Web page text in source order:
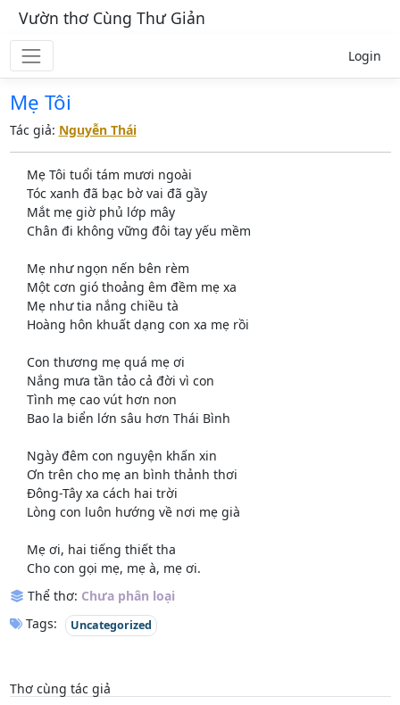
Vườn thơ Cùng Thư Giản
Login
Mẹ Tôi
Tác giả: Nguyễn Thái
Mẹ Tôi tuổi tám mươi ngoài
Tóc xanh đã bạc bờ vai đã gầy
Mắt mẹ giờ phủ lớp mây
Chân đi không vững đôi tay yếu mềm
Mẹ như ngọn nến bên rèm
Một cơn gió thoảng êm đềm mẹ xa
Mẹ như tia nắng chiều tà
Hoàng hôn khuất dạng con xa mẹ rồi
Con thương mẹ quá mẹ ơi
Nắng mưa tần tảo cả đời vì con
Tình mẹ cao vút hơn non
Bao la biển lớn sâu hơn Thái Bình
Ngày đêm con nguyện khấn xin
Ơn trên cho mẹ an bình thảnh thơi
Đông-Tây xa cách hai trời
Lòng con luôn hướng về nơi mẹ già
Mẹ ơi, hai tiếng thiết tha
Cho con gọi mẹ, mẹ à, mẹ ơi.
Thể thơ: Chưa phân loại
Tags:
Uncategorized
Thơ cùng tác giả